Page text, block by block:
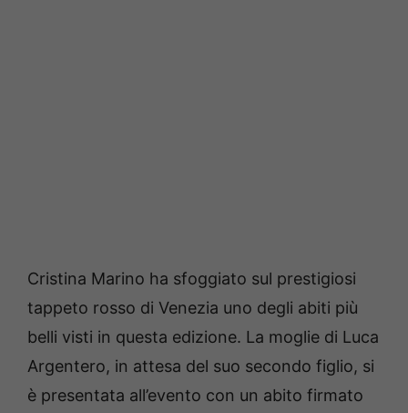
Cristina Marino ha sfoggiato sul prestigiosi
tappeto rosso di Venezia uno degli abiti più
belli visti in questa edizione. La moglie di Luca
Argentero, in attesa del suo secondo figlio, si
è presentata all’evento con un abito firmato